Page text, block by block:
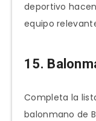
deportivo
equipo
15.
Completa la
balonmano de